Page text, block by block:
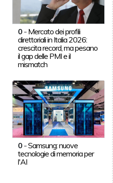
0 - Mercato dei profili
direttoriali in Italia 2026:
crescita record, ma pesano
il gap delle PMI e il
mismatch
0 -Samsung: nuove
tecnologie di memoria per
l'AI